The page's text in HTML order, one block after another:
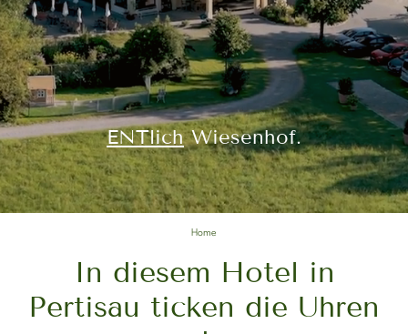
ENTlich Wiesenhof.
Home
In diesem Hotel in
Pertisau ticken die Uhren